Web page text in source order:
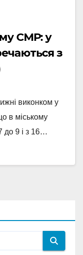
СМР: у
з
виконком у
в міському
до 9 і з 16…